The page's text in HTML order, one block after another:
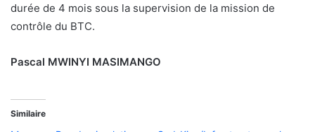
durée de 4 mois sous la supervision de la mission de
contrôle du BTC.
Pascal MWINYI MASIMANGO
Similaire